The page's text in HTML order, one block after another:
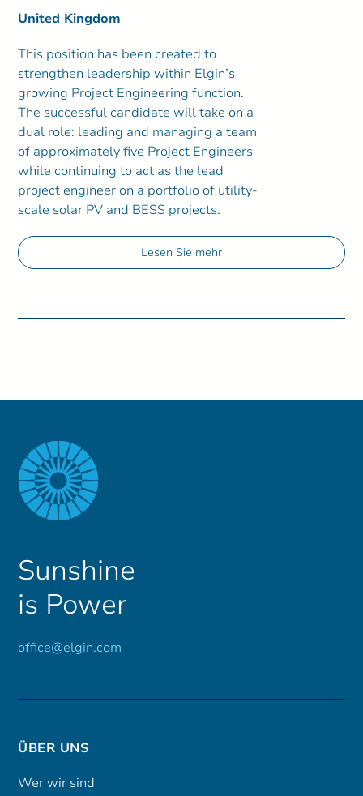
United Kingdom
This position has been created to
strengthen leadership within Elgin’s
growing Project Engineering function.
The successful candidate will take on a
dual role: leading and managing a team
of approximately five Project Engineers
while continuing to act as the lead
project engineer on a portfolio of utility-
scale solar PV and BESS projects.
Lesen Sie mehr
Sunshine
is Power
office@elgin.com
ÜBER UNS
Wer wir sind